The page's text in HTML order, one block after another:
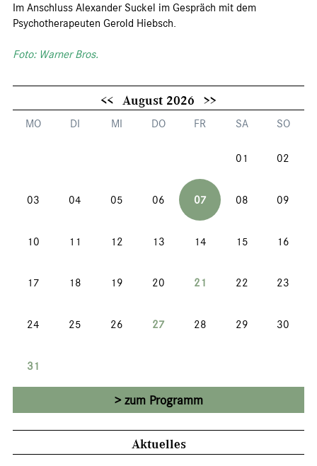
Im Anschluss Alexander Suckel im Gespräch mit dem
Psychotherapeuten Gerold Hiebsch.
Foto: Warner Bros.
<< August 2026 >>
MO DI MI DO FR SA SO
01 02
03 04 05 06 07 08 09
10 11 12 13 14 15 16
17 18 19 20 21 22 23
24 25 26 27 28 29 30
31
zum Programm
Aktuelles